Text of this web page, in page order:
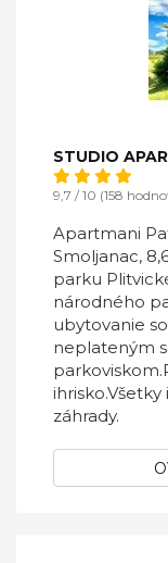
STUDIO
9,7 / 10 (158
Apartmani
Smoljanac,
parku
národného
ubytovanie
neplateným
záhrady.